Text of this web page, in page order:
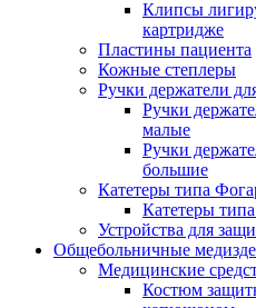
Клипсы
картридже
Пластины пациента
Кожные степлеры
Ручки держатели
Ручки
малые
Ручки
большие
Катетеры типа
Катетеры
Устройства для
Общебольничные
Медицинские
Костюм